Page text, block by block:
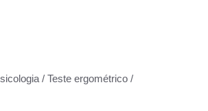
/ Teste ergométrico /